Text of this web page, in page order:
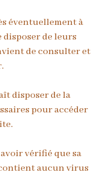
éventuellement à
disposer de leurs
de consulter et
disposer de la
pour accéder
vérifié que sa
aucun virus